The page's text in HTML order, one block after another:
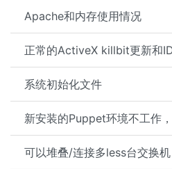
Apache和内存使用情况
正常的ActiveX killbit更新和
系统初始化文件
新安装的Puppet环境不工作
可以堆叠/连接多less台交换机